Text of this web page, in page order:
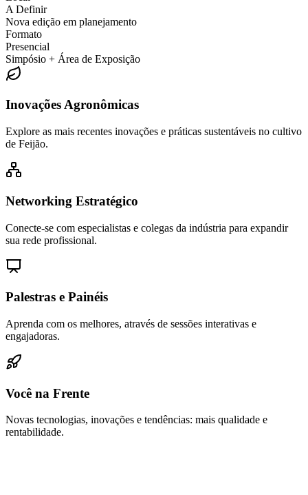
A Definir
Nova edição em planejamento
Formato
Presencial
Simpósio + Área de Exposição
Inovações Agronômicas
Explore as mais recentes inovações e práticas sustentáveis no cultivo
de Feijão.
Networking Estratégico
Conecte-se com especialistas e colegas da indústria para expandir
sua rede profissional.
Palestras e Painéis
Aprenda com os melhores, através de sessões interativas e
engajadoras.
Você na Frente
Novas tecnologias, inovações e tendências: mais qualidade e
rentabilidade.